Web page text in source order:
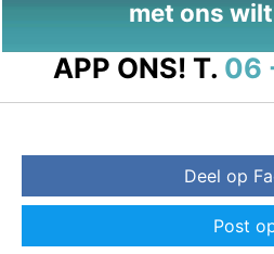
met ons
APP ONS! T. 06
Deel op
Post